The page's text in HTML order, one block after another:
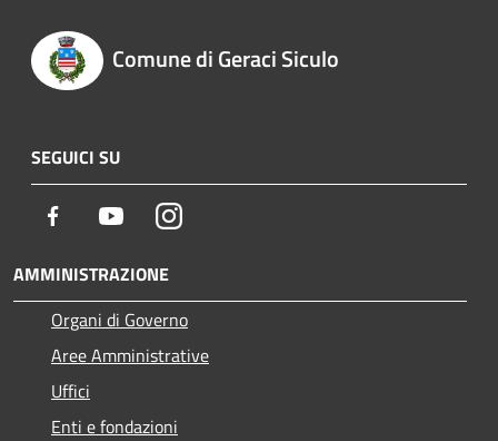
Comune di Geraci Siculo
SEGUICI SU
Facebook YoutubeInstagram
AMMINISTRAZIONE
Organi di Governo
Aree Amministrative
Uffici
Enti e fondazioni